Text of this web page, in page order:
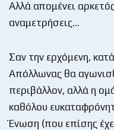
Αλλά απομένει
αναμετρήσεις…
Σαν την ερχόμενη,
Απόλλωνας θα
περιβάλλον, αλλά η
καθόλου
Ένωση (που επίσης